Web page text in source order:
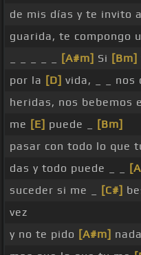
de mis días y te invito a
guarida, te compongo
[A#m] Si [Bm]
por la [D] vida, _ _ nos
heridas, nos bebemos
me [E] puede _
[Bm]
pasar con todo lo que
das y todo puede _ _
suceder si me _
[C#]
vez
y no te pido [A#m] nada